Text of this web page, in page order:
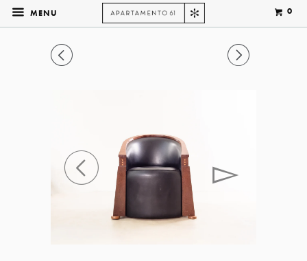
MENU 0
◅ ▻
◅ ▻